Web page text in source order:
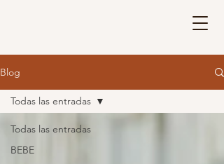
Blog
Todas las entradas
BEBE
Todas las entradas